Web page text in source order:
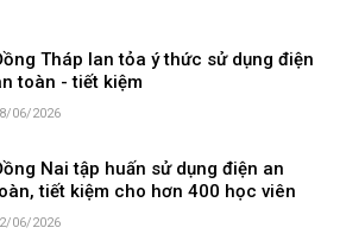
Tháp lan tỏa ý thức sử dụng điện
toàn - tiết kiệm
06/2026
Nai tập huấn sử dụng điện an
tiết kiệm cho hơn 400 học viên
06/2026